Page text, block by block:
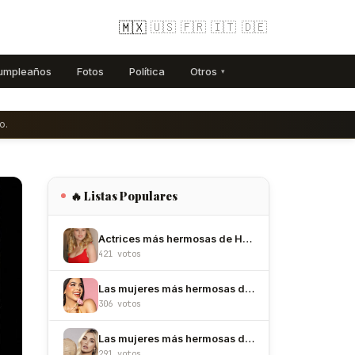
🇲🇽 🇺🇸 🇫🇷 🇮🇹 🇩🇪
Fotos Política Otros ▾
🔥 Listas Populares
Actrices más hermosas de Hollywood
421 votos
Las mujeres más hermosas de México
306 votos
Las mujeres más hermosas de Colombia